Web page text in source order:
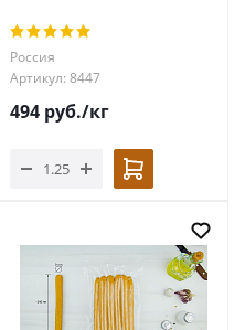
Россия
Артикул: 8447
494 руб./кг